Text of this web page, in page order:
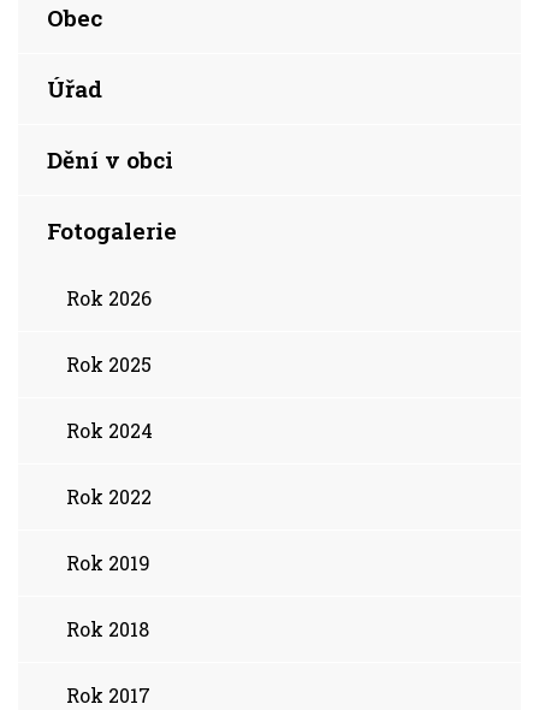
Obec
Úřad
Dění v obci
Fotogalerie
Rok 2026
Rok 2025
Rok 2024
Rok 2022
Rok 2019
Rok 2018
Rok 2017